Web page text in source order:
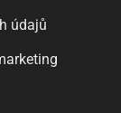
údajů